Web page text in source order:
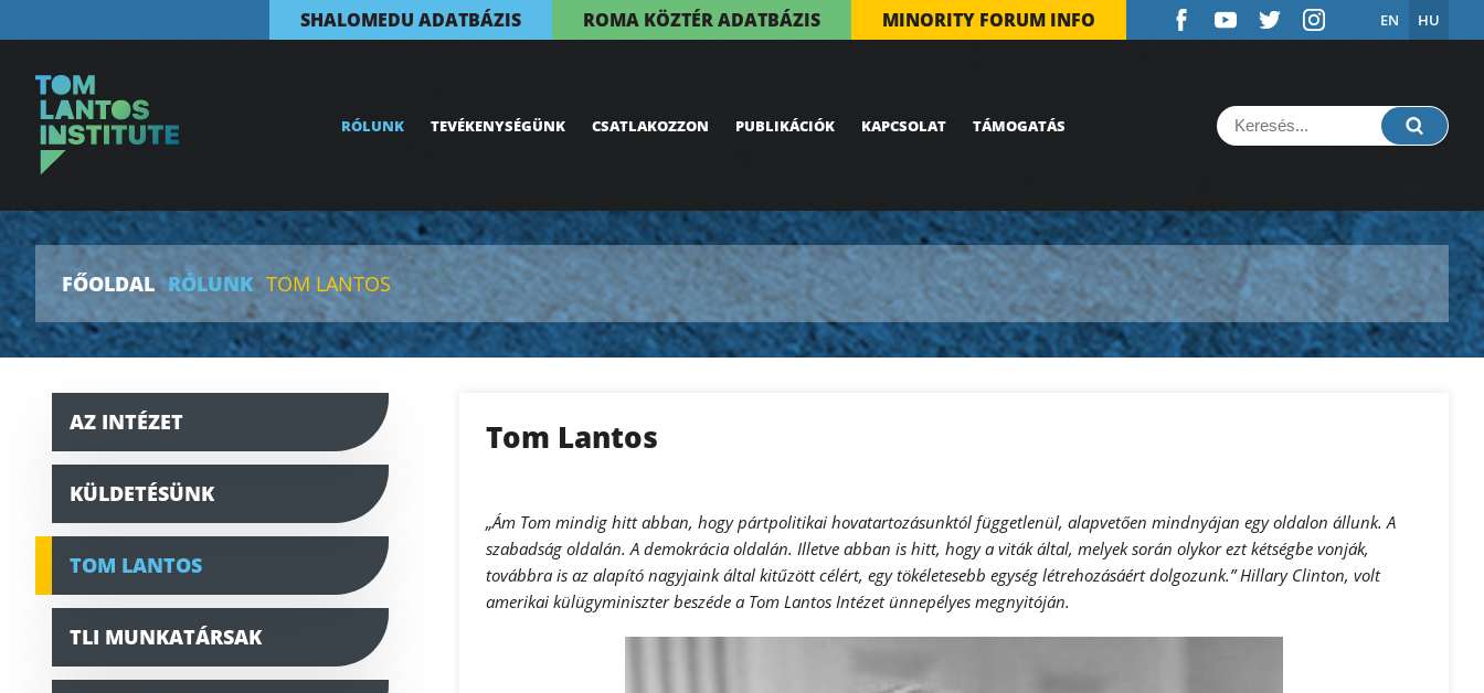
SHALOMEDU ADATBÁZIS ROMA KÖZTÉR ADATBÁZIS MINORITY FORUM INFO EN HU
RÓLUNK TEVÉKENYSÉGÜNK CSATLAKOZZON PUBLIKÁCIÓK KAPCSOLAT TÁMOGATÁS
FŐOLDAL RÓLUNK TOM LANTOS
AZ INTÉZET
KÜLDETÉSÜNK
TOM LANTOS
TLI MUNKATÁRSAK
Tom Lantos
„Ám Tom mindig hitt abban, hogy pártpolitikai hovatartozásunktól függetlenül, alapvetően mindnyájan egy oldalon állunk. A
szabadság oldalán. A demokrácia oldalán. Illetve abban is hitt, hogy a viták által, melyek során olykor ezt kétségbe vonják,
továbbra is az alapító nagyjaink által kitűzött célért, egy tökéletesebb egység létrehozásáért dolgozunk.” Hillary Clinton, volt
amerikai külügyminiszter beszéde a Tom Lantos Intézet ünnepélyes megnyitóján.